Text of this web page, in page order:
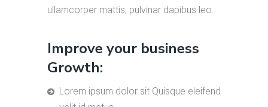
ullamcorper mattis, pulvinar dapibus leo.
Improve your business
Growth:
Lorem ipsum dolor sit Quisque eleifend